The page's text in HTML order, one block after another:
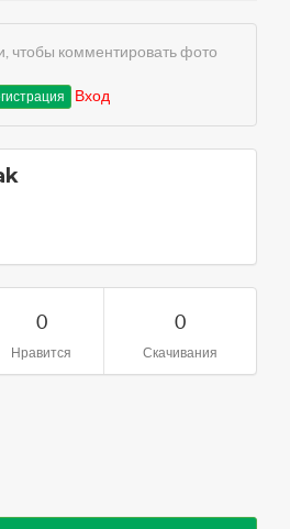
чтобы комментировать фото
Вход
0
Нравится
0
Скачивания